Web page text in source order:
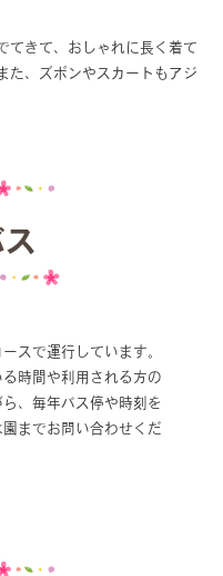
てきて、おしゃれに長く着て
た、ズボンやスカートもアジ
スで運行しています。
時間や利用される方の
、毎年バス停や時刻を
までお問い合わせくだ